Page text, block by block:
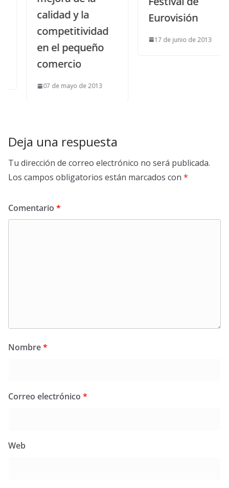
calidad y la
competitividad
en el pequeño
comercio
07 de mayo de 2013
Eurovisión
17 de junio de 2013
Deja una respuesta
Tu dirección de correo electrónico no será publicada.
Los campos obligatorios están marcados con *
Comentario *
Nombre*
Correo electrónico *
Web